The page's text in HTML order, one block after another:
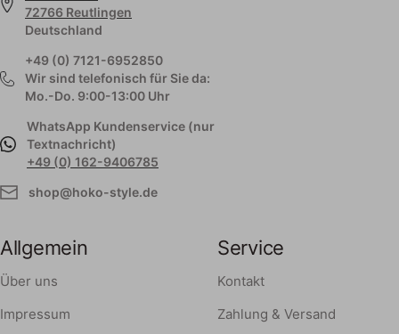
72766 Reutlingen
Deutschland
+49 (0) 7121-6952850
Wir sind telefonisch für Sie da:
Mo.-Do. 9:00-13:00 Uhr
WhatsApp Kundenservice (nur
Textnachricht)
+49 (0) 162-9406785
shop@hoko-style.de
Allgemein
Über uns
Impressum
Service
Kontakt
Zahlung & Versand